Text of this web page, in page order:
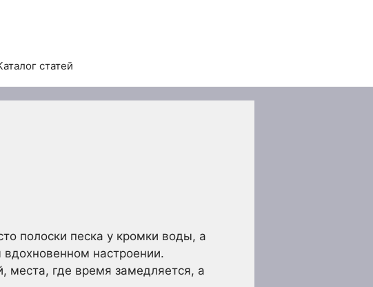
статей
полоски песка у кромки воды, а
настроении.
места, где время замедляется, а